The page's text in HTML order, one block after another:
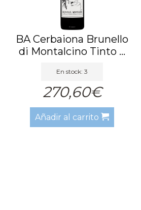
BA Cerbaiona Brunello
di Montalcino Tinto ...
En stock: 3
270,60€
Añadir al carrito